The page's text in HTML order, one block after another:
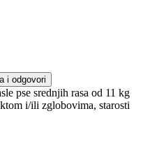
i odgovori
pse srednjih rasa od 11 kg
i/ili zglobovima, starosti